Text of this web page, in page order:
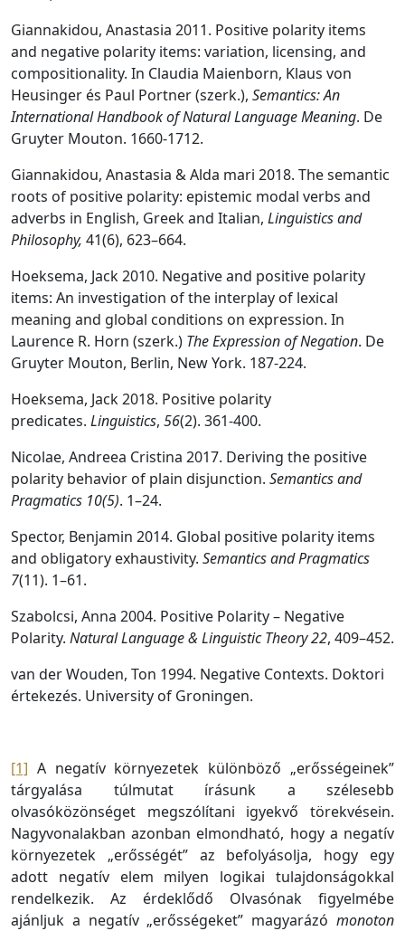
Giannakidou, Anastasia 2011. Positive polarity items
and negative polarity items: variation, licensing, and
compositionality. In Claudia Maienborn, Klaus von
Heusinger és Paul Portner (szerk.), Semantics: An
International Handbook of Natural Language Meaning. De
Gruyter Mouton. 1660-1712.
Giannakidou, Anastasia & Alda mari 2018. The semantic
roots of positive polarity: epistemic modal verbs and
adverbs in English, Greek and Italian, Linguistics and
Philosophy, 41(6), 623–664.
Hoeksema, Jack 2010. Negative and positive polarity
items: An investigation of the interplay of lexical
meaning and global conditions on expression. In
Laurence R. Horn (szerk.) The Expression of Negation. De
Gruyter Mouton, Berlin, New York. 187-224.
Hoeksema, Jack 2018. Positive polarity
predicates. Linguistics, 56(2). 361-400.
Nicolae, Andreea Cristina 2017. Deriving the positive
polarity behavior of plain disjunction. Semantics and
Pragmatics 10(5). 1–24.
Spector, Benjamin 2014. Global positive polarity items
and obligatory exhaustivity. Semantics and Pragmatics
7(11). 1–61.
Szabolcsi, Anna 2004. Positive Polarity – Negative
Polarity. Natural Language & Linguistic Theory 22, 409–452.
van der Wouden, Ton 1994. Negative Contexts. Doktori
értekezés. University of Groningen.
[1] A negatív környezetek különböző „erősségeinek”
tárgyalása túlmutat írásunk a szélesebb
olvasóközönséget megszólítani igyekvő törekvésein.
Nagyvonalakban azonban elmondható, hogy a negatív
környezetek „erősségét” az befolyásolja, hogy egy
adott negatív elem milyen logikai tulajdonságokkal
rendelkezik. Az érdeklődő Olvasónak figyelmébe
ajánljuk a negatív „erősségeket” magyarázó monoton